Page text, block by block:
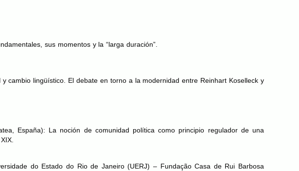
sus momentos y la “larga duración”.
cambio lingüístico. El debate en torno a la modernidad entre Reinhart Koselleck y
España): La noción de comunidad política como principio regulador de una
XIX
do Estado do Rio de Janeiro (UERJ) – Fundação Casa de Rui Barbosa